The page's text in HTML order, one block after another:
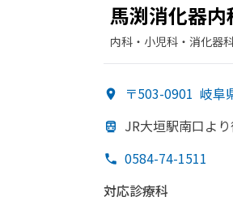
馬渕消化器
内科・​小児科・​消化器
〒503-0901 岐阜
JR大垣駅南口より
0584-74-1511
対応診療科